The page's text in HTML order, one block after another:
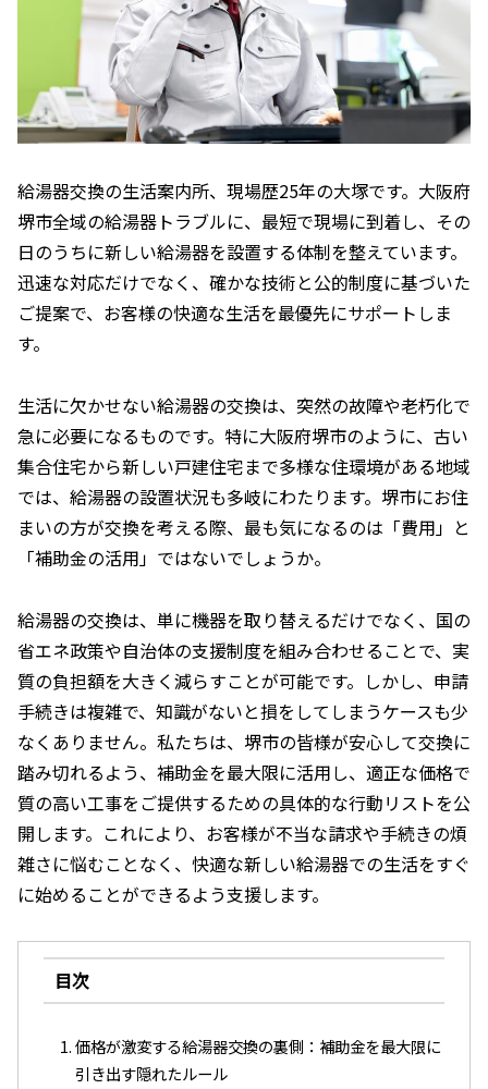
給湯器交換の生活案内所、現場歴25年の大塚です。大阪府
堺市全域の給湯器トラブルに、最短で現場に到着し、その
日のうちに新しい給湯器を設置する体制を整えています。
迅速な対応だけでなく、確かな技術と公的制度に基づいた
ご提案で、お客様の快適な生活を最優先にサポートしま
す。
生活に欠かせない給湯器の交換は、突然の故障や老朽化で
急に必要になるものです。特に大阪府堺市のように、古い
集合住宅から新しい戸建住宅まで多様な住環境がある地域
では、給湯器の設置状況も多岐にわたります。堺市にお住
まいの方が交換を考える際、最も気になるのは「費用」と
「補助金の活用」ではないでしょうか。
給湯器の交換は、単に機器を取り替えるだけでなく、国の
省エネ政策や自治体の支援制度を組み合わせることで、実
質の負担額を大きく減らすことが可能です。しかし、申請
手続きは複雑で、知識がないと損をしてしまうケースも少
なくありません。私たちは、堺市の皆様が安心して交換に
踏み切れるよう、補助金を最大限に活用し、適正な価格で
質の高い工事をご提供するための具体的な行動リストを公
開します。これにより、お客様が不当な請求や手続きの煩
雑さに悩むことなく、快適な新しい給湯器での生活をすぐ
に始めることができるよう支援します。
目次
価格が激変する給湯器交換の裏側：補助金を最大限に
引き出す隠れたルール